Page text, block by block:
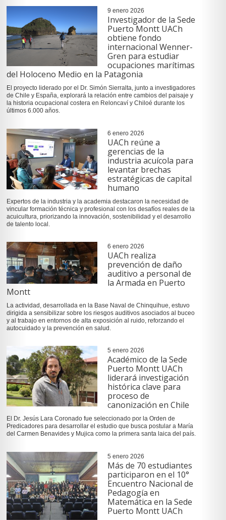
9 enero 2026
Investigador de la Sede
Puerto Montt UACh
obtiene fondo
internacional Wenner-
Gren para estudiar
ocupaciones marítimas
del Holoceno Medio en la Patagonia
El proyecto liderado por el Dr. Simón Sierralta, junto a investigadores
de Chile y España, explorará la relación entre cambios del paisaje y
la historia ocupacional costera en Reloncaví y Chiloé durante los
últimos 6.000 años.
6 enero 2026
UACh reúne a
gerencias de la
industria acuícola para
levantar brechas
estratégicas de capital
humano
Expertos de la industria y la academia destacaron la necesidad de
vincular formación técnica y profesional con los desafíos reales de la
acuicultura, priorizando la innovación, sostenibilidad y el desarrollo
de talento local.
6 enero 2026
UACh realiza
prevención de daño
auditivo a personal de
la Armada en Puerto
Montt
La actividad, desarrollada en la Base Naval de Chinquihue, estuvo
dirigida a sensibilizar sobre los riesgos auditivos asociados al buceo
y al trabajo en entornos de alta exposición al ruido, reforzando el
autocuidado y la prevención en salud.
5 enero 2026
Académico de la Sede
Puerto Montt UACh
liderará investigación
histórica clave para
proceso de
canonización en Chile
El Dr. Jesús Lara Coronado fue seleccionado por la Orden de
Predicadores para desarrollar el estudio que busca postular a María
del Carmen Benavides y Mujica como la primera santa laica del país.
5 enero 2026
Más de 70 estudiantes
participaron en el 10°
Encuentro Nacional de
Pedagogía en
Matemática en la Sede
Puerto Montt UACh